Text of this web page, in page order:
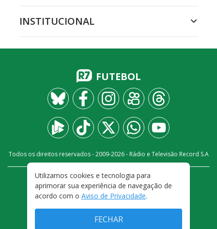
INSTITUCIONAL
FUTEBOL
Todos os direitos reservados - 2009-2026- Rádio e Televisão Record S.A
FALE CONOSCO
PRIVACIDADE
TERMOS E CONDIÇÕES DE USO
Utilizamos cookies e tecnologia para
aprimorar sua experiência de navegação de
acordo com o Aviso de Privacidade.
FECHAR